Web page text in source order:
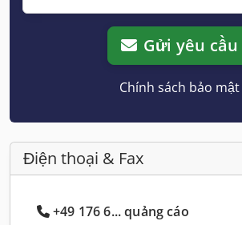
Gửi yêu cầu
Chính sách bảo mật
Điện thoại & Fax
+49 176 6... quảng cáo